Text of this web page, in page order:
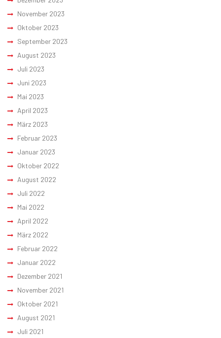
November 2023
Oktober 2023
September 2023
August 2023
Juli 2023
Juni 2023
Mai 2023
April 2023
März 2023
Februar 2023
Januar 2023
Oktober 2022
August 2022
Juli 2022
Mai 2022
April 2022
März 2022
Februar 2022
Januar 2022
Dezember 2021
November 2021
Oktober 2021
August 2021
Juli 2021